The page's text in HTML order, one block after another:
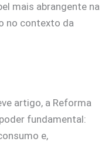
mais abrangente na
no contexto da
artigo, a Reforma
fundamental:
e,